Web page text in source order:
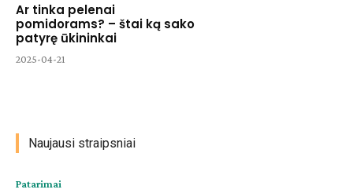
Ar tinka pelenai
pomidorams? – štai ką sako
patyrę ūkininkai
2025-04-21
Naujausi straipsniai
Patarimai